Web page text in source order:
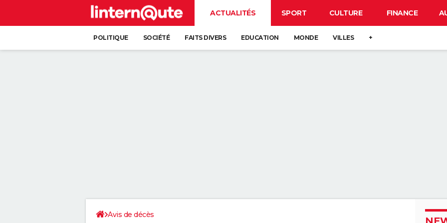
ACTUALITÉS SPORT CULTURE FINANCE
POLITIQUE SOCIÉTÉ FAITS DIVERS EDUCATION MONDE VILLES +
Avis de décès